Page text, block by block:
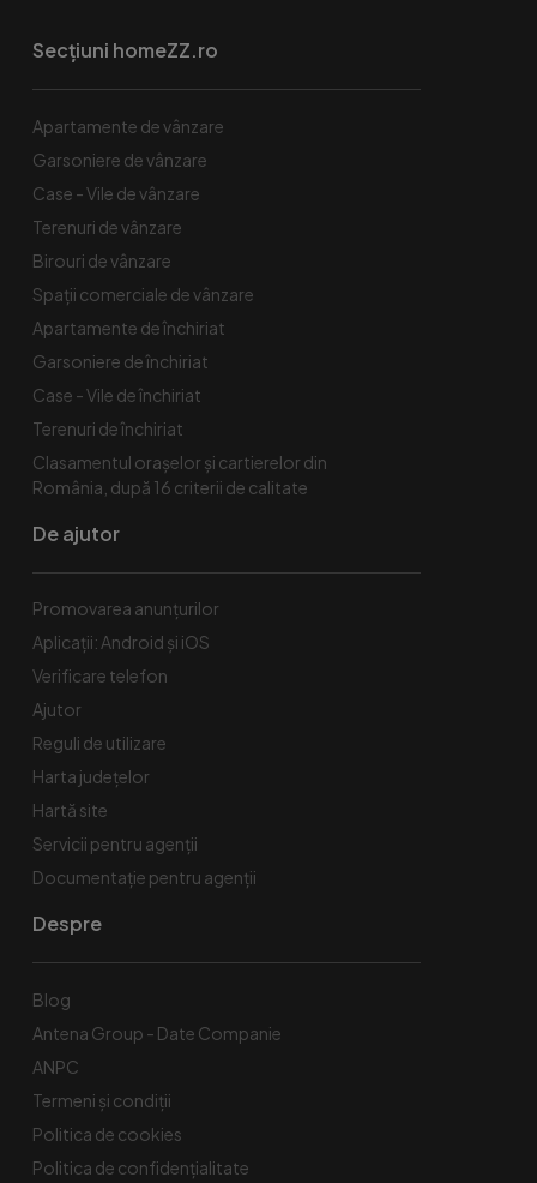
Secțiuni homeZZ.ro
Apartamente de vânzare
Garsoniere de vânzare
Case - Vile de vânzare
Terenuri de vânzare
Birouri de vânzare
Spaţii comerciale de vânzare
Apartamente de închiriat
Garsoniere de închiriat
Case - Vile de închiriat
Terenuri de închiriat
Clasamentul orașelor și cartierelor din
România, după 16 criterii de calitate
De ajutor
Promovarea anunțurilor
Aplicații: Android și iOS
Verificare telefon
Ajutor
Reguli de utilizare
Harta județelor
Hartă site
Servicii pentru agenții
Documentație pentru agenții
Despre
Blog
Antena Group - Date Companie
ANPC
Termeni și condiții
Politica de cookies
Politica de confidențialitate